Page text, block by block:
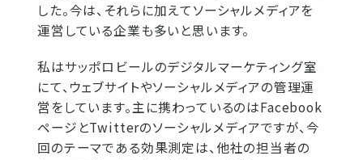
した。今は、それらに加えてソーシャルメディアを
運営している企業も多いと思います。
私はサッポロビールのデジタルマーケティング室
にて、ウェブサイトやソーシャルメディアの管理運
営をしています。主に携わっているのはFacebook
ページとTwitterのソーシャルメディアですが、今
回のテーマである効果測定は、他社の担当者の